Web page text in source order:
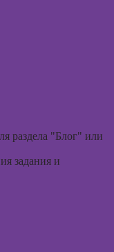
раздела "Блог" или
задания и